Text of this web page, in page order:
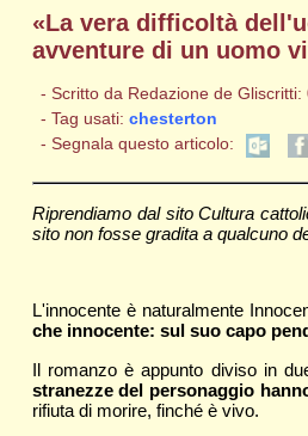
«La vera difficoltà
avventure di un uomo
- Scritto da Redazione de
- Tag usati: chesterton
- Segnala questo articolo:
Riprendiamo dal sito Cultura
sito non fosse gradita a qualcuno
L'innocente è naturalmente
che innocente: sul suo capo
Il romanzo è appunto diviso in
stranezze del personaggio
rifiuta di morire, finché è vivo.